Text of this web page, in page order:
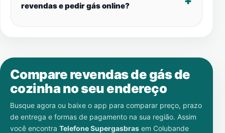
revendas e pedir gás online?
Compare revendas de gás de
cozinha no seu endereço
Busque agora ou baixe o app para comparar preço, prazo
de entrega e formas de pagamento na sua região. Assim
você encontra Telefone Supergasbras em Colubande